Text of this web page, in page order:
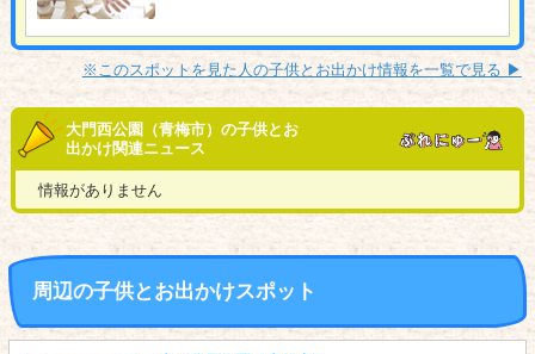
※このスポットを見た人の子供とお出かけ情報を一覧で見る ▶︎
大門西公園（青梅市）の子供とお
出かけ関連ニュース
情報がありません
周辺の子供とお出かけスポット